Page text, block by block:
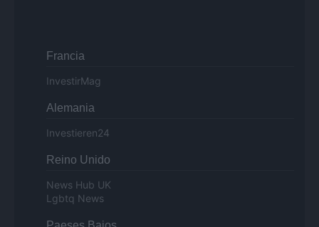
Francia
InvestirMag
Alemania
Investieren24
Reino Unido
News Hub UK
Lgbtq News